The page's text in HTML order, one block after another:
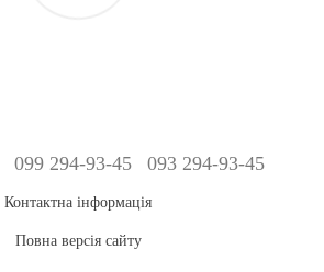
099 294-93-45 093 294-93-45
Контактна інформація
Повна версія сайту